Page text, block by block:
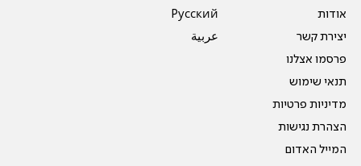
אודות
יצירת קשר
פרסמו אצלנו
תנאי שימוש
מדיניות פרטיות
הצהרת נגישות
המייל האדום
Pусский
عربية